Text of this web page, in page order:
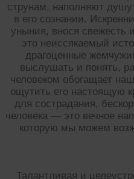
струнам, наполняют
в его сознании.
уныния, внося
это неиссякаемый
драгоценные
выслушать и понять,
человеком обогащает
ощутить его настоящую
для сострадания,
человека — это вечное
которую мы можем
Талантливая и